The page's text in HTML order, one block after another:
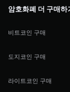
암호화폐 더 구매하
비트코인 구매
도지코인 구매
라이트코인 구매